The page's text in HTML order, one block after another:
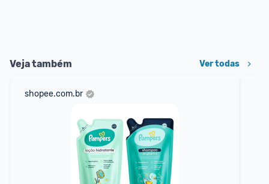
Veja também Ver todas
shopee.com.br